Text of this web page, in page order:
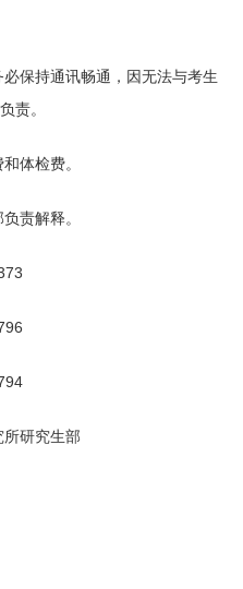
保持通讯畅通，因无法与考生
责。
体检费。
责解释。
研究生部